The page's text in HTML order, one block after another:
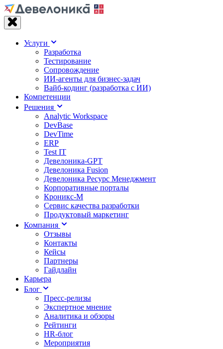
Услуги
Разработка
Тестирование
Сопровождение
ИИ-агенты для бизнес-задач
Вайб‑кодинг (разработка с ИИ)
Компетенции
Решения
Analytic Workspace
DevBase
DevTime
ERP
Test IT
Девелоника-GPT
Девелоника Fusion
Девелоника Ресурс Менеджмент
Корпоративные порталы
Кроникс-М
Сервис качества разработки
Продуктовый маркетинг
Компания
Отзывы
Контакты
Кейсы
Партнеры
Гайдлайн
Карьера
Блог
Пресс-релизы
Экспертное мнение
Аналитика и обзоры
Рейтинги
HR-блог
Мероприятия